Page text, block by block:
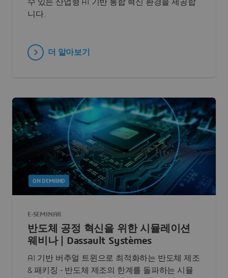
수 있는 산업형 AI 기반 통합 혁신 환경을 제공합
니다.
더 알아보기
ON DEMAND
E-SEMINAR
반도체 공정 혁신을 위한 시뮬레이션
웨비나 | Dassault Systèmes
AI 기반 버추얼 트윈으로 최적화하는 반도체 제조
& 패키징 - 반도체 제조의 한계를 돌파하는 시뮬